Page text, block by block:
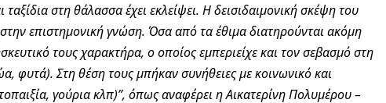
στη θάλασσα έχει εκλείψει. Η δεισιδαιμονική σκέψη του
επιστημονική γνώση. Όσα από τα έθιμα διατηρούνται ακόμη
τους χαρακτήρα, ο οποίος εμπεριείχε και τον σεβασμό στη
φυτά). Στη θέση τους μπήκαν συνήθειες με κοινωνικό και
γούρια κλπ)”, όπως αναφέρει η Αικατερίνη Πολυμέρου –